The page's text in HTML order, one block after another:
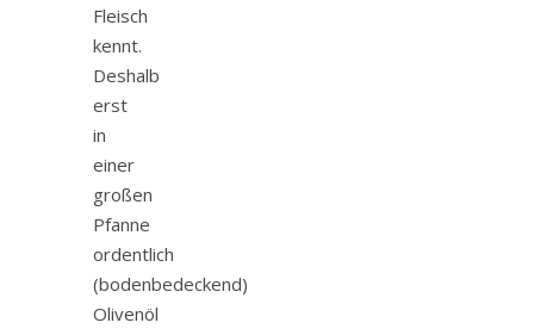
Fleisch
kennt.
Deshalb
erst
in
einer
großen
Pfanne
ordentlich
(bodenbedeckend)
Olivenöl